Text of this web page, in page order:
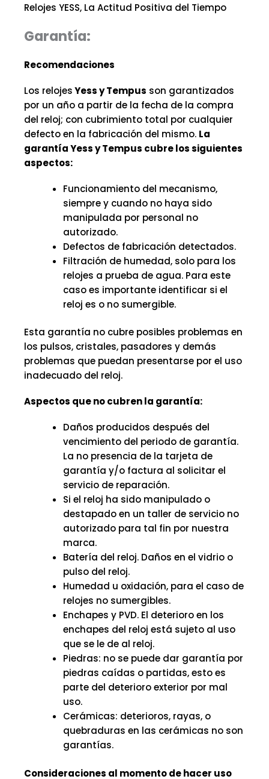
Relojes YESS, La Actitud Positiva del Tiempo
Garantía:
Recomendaciones
Los relojesYess y Tempus son garantizados
por un año a partir de la fecha de la compra
del reloj; con cubrimiento total por cualquier
defecto en la fabricación del mismo. La
garantía Yess y Tempus cubre los siguientes
aspectos:
Funcionamiento del mecanismo,
siempre y cuando no haya sido
manipulada por personal no
autorizado.
Defectos de fabricación detectados.
Filtración de humedad, solo para los
relojes a prueba de agua. Para este
caso es importante identificar si el
reloj es o no sumergible.
Esta garantía no cubre posibles problemas en
los pulsos, cristales, pasadores y demás
problemas que puedan presentarse por el uso
inadecuado del reloj.
Aspectos que no cubren la garantía:
Daños producidos después del
vencimiento del periodo de garantía.
La no presencia de la tarjeta de
garantía y/o factura al solicitar el
servicio de reparación.
Si el reloj ha sido manipulado o
destapado en un taller de servicio no
autorizado para tal fin por nuestra
marca.
Batería del reloj. Daños en el vidrio o
pulso del reloj.
Humedad u oxidación, para el caso de
relojes no sumergibles.
Enchapes y PVD. El deterioro en los
enchapes del reloj está sujeto al uso
que se le de al reloj.
Piedras: no se puede dar garantía por
piedras caídas o partidas, esto es
parte del deterioro exterior por mal
uso.
Cerámicas: deterioros, rayas, o
quebraduras en las cerámicas no son
garantías.
Consideraciones al momento de hacer uso